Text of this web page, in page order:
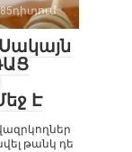
Է
թանկ դե